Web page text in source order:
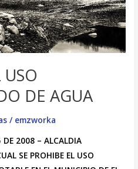
DE AGUA
/ emzworka
DE 2008 – ALCALDIA
SE PROHIBE EL USO